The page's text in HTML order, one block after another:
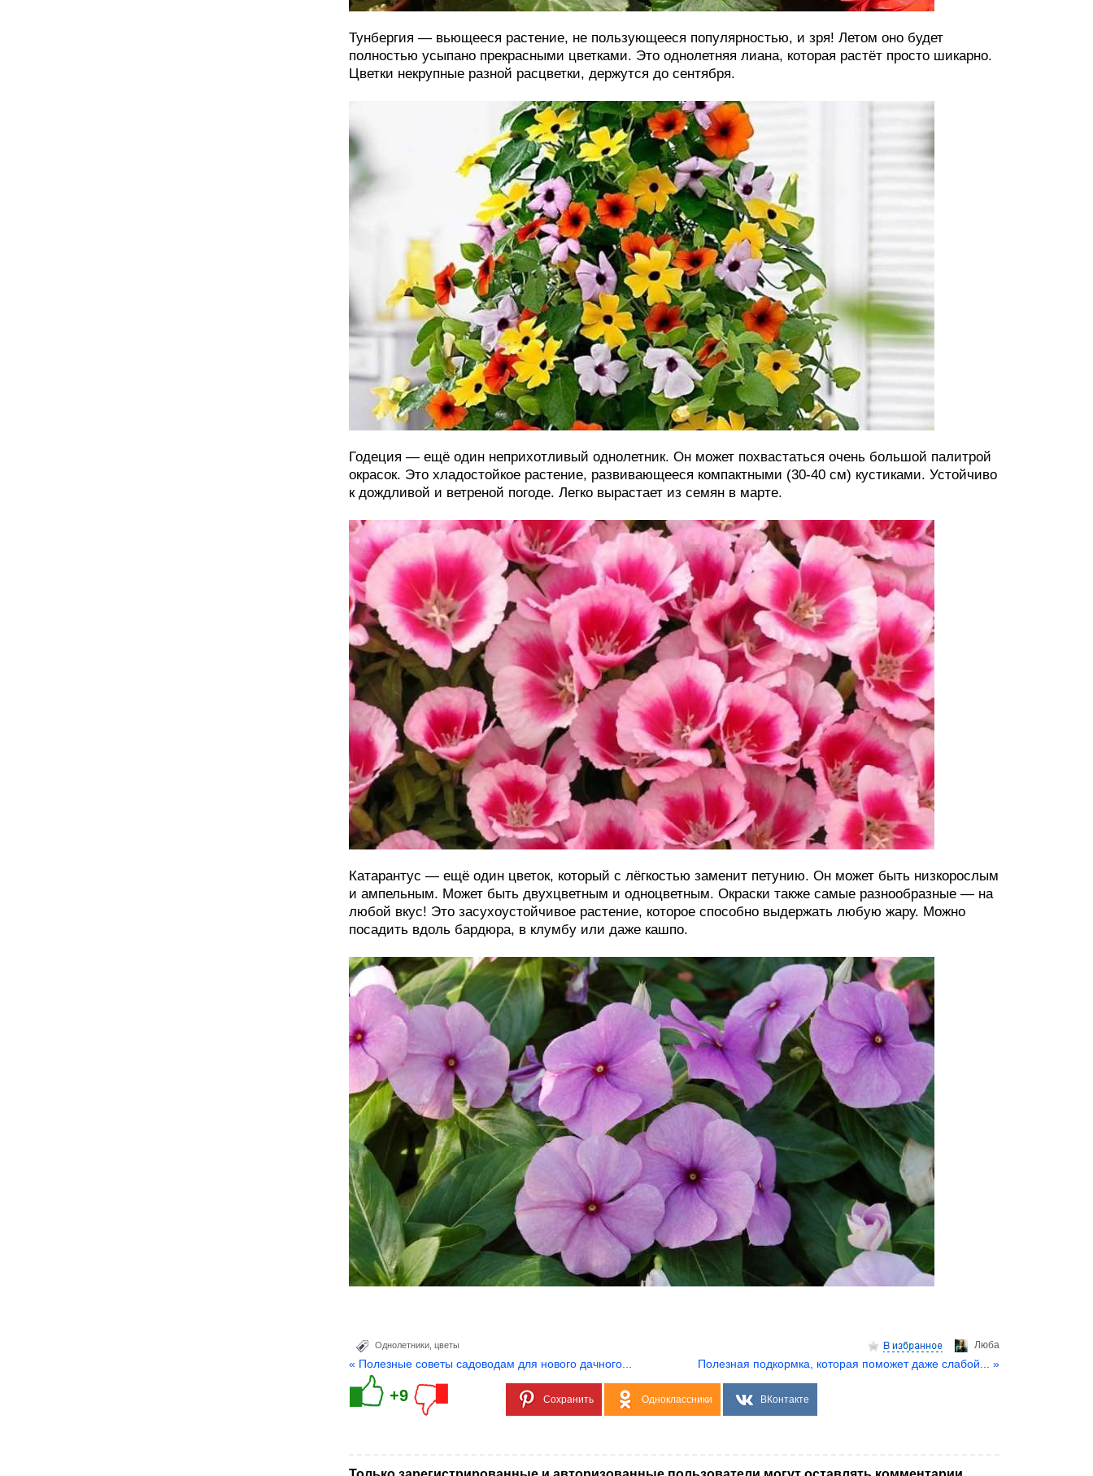
Тунбергия — вьющееся растение, не пользующееся популярностью, и зря! Летом оно будет
полностью усыпано прекрасными цветками. Это однолетняя лиана, которая растёт просто шикарно.
Цветки некрупные разной расцветки, держутся до сентября.
Годеция — ещё один неприхотливый однолетник. Он может похвастаться очень большой палитрой
окрасок. Это хладостойкое растение, развивающееся компактными (30-40 см) кустиками. Устойчиво
к дождливой и ветреной погоде. Легко вырастает из семян в марте.
Катарантус — ещё один цветок, который с лёгкостью заменит петунию. Он может быть низкорослым
и ампельным. Может быть двухцветным и одноцветным. Окраски также самые разнообразные — на
любой вкус! Это засухоустойчивое растение, которое способно выдержать любую жару. Можно
посадить вдоль бардюра, в клумбу или даже кашпо.
Люба
Однолетники цветы
« Полезные советы садоводам для нового дачного... Полезная подкормка, которая поможет даже слабой... »
+9 Сохранить Одноклассники ВКонтакте